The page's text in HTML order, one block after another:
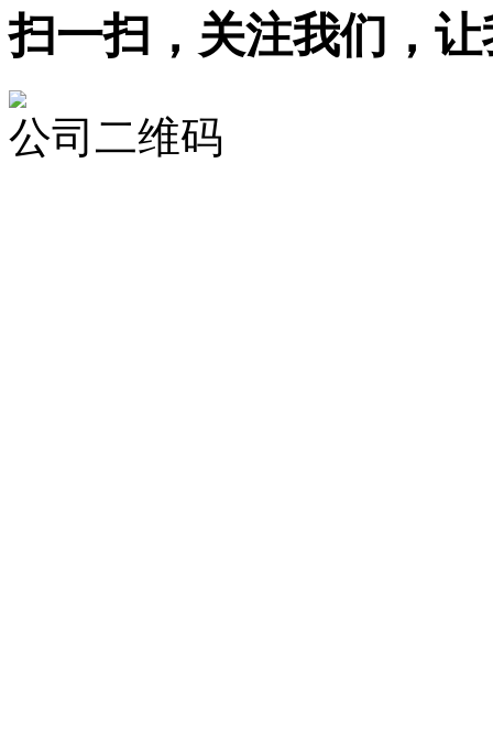
扫一扫，关注我们，
公司二维码